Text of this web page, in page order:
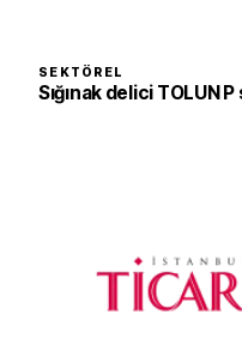
SEKTÖREL
Sığınak delici TOLUN